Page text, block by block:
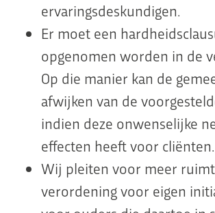
ervaringsdeskundigen.
Er moet een
opgenomen worden in de
Op die manier kan de
afwijken van de
indien deze onwenselijke
effecten heeft voor cliënten.
Wij pleiten voor meer
verordening voor eigen